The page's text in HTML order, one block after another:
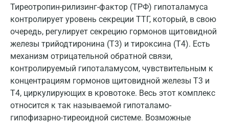
Тиреотропин-рилизинг-фактор (ТРФ) гипоталамуса
контролирует уровень секреции ТТГ, который, в свою
очередь, регулирует секрецию гормонов щитовидной
железы трийодтиронина (T3) и тироксина (T4). Есть
механизм отрицательной обратной связи,
контролируемый гипоталамусом, чувствительным к
концентрациям гормонов щитовидной железы T3 и
T4, циркулирующих в кровотоке. Весь этот комплекс
относится к так называемой гипоталамо-
гипофизарно-тиреоидной системе. Возможные
Нижнекамск
Новокузнецк
Новороссийск
Новосибирск
Обнинск